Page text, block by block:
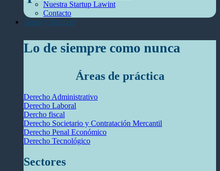
Nuestra Startup Lawint
Contacto
Áreas y Sectores
Lo de siempre como nunca
Áreas de práctica
Derecho Administrativo
Derecho Laboral
Dercho fiscal
Derecho Societario y Contratación Mercantil
Derecho Penal Económico
Derecho Tecnológico
Sectores